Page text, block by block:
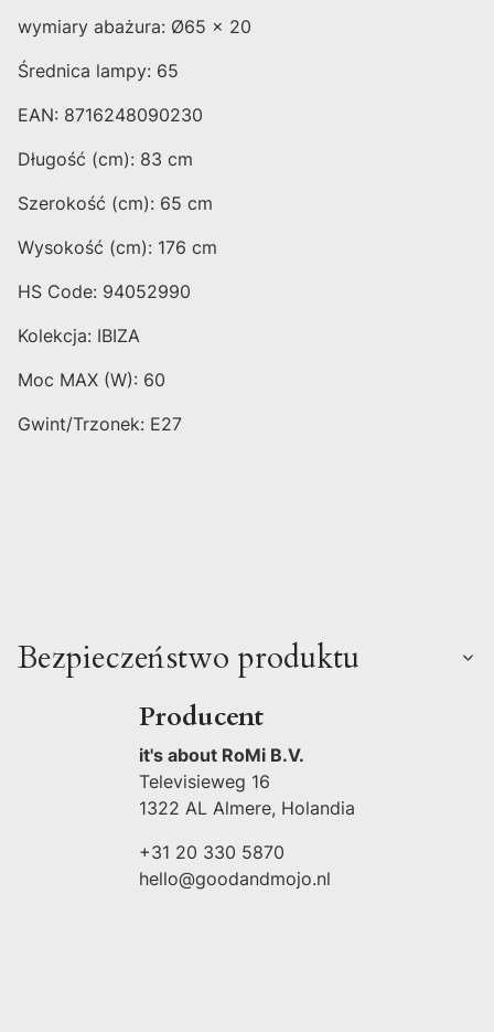
wymiary abażura: Ø65 x 20
Średnica lampy: 65
EAN: 8716248090230
Długość (cm): 83 cm
Szerokość (cm): 65 cm
Wysokość (cm): 176 cm
HS Code: 94052990
Kolekcja: IBIZA
Moc MAX (W): 60
Gwint/Trzonek: E27
Bezpieczeństwo produktu
Producent
it's about RoMi B.V.
Televisieweg 16
1322 AL Almere, Holandia
+31 20 330 5870
hello@goodandmojo.nl